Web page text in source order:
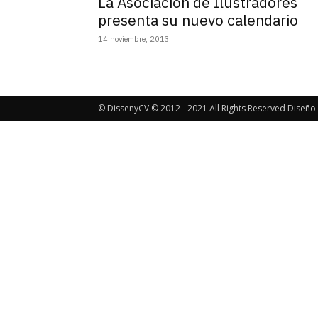
presenta su nuevo calendario
14 noviembre, 2013
© DissenyCV © 2012 - 2021 All Rights Reserved